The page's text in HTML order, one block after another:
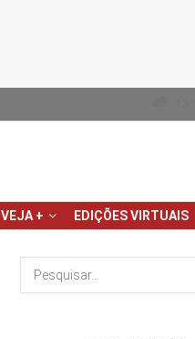
VEJA + EDIÇÕES VIRTUAIS